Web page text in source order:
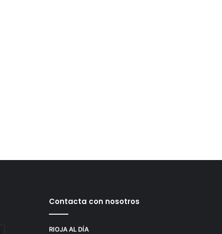
Contacta con nosotros
RIOJA AL DÍA